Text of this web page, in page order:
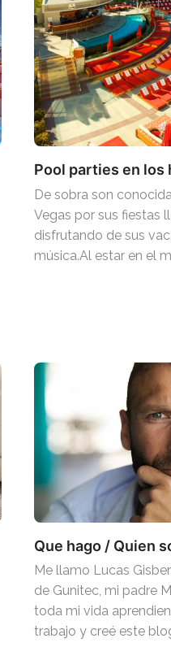
Pool parties en los
De sobra son
Vegas por sus fiestas
disfrutando de sus
música.Al estar en el
Que hago / Quien
Me llamo Lucas
de Gunitec, mi padre
toda mi vida
trabajo y creé este